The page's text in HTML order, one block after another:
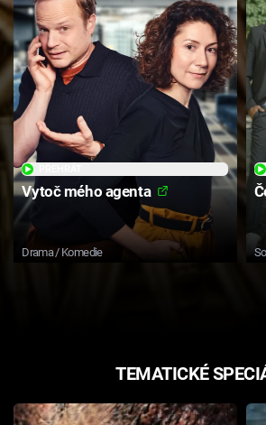
Vytoč mého agenta
Drama / Komedie
TEMATICKÉ